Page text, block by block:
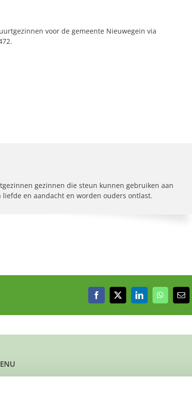
voor de gemeente Nieuwegein via
gezinnen die steun kunnen gebruiken aan
en aandacht en worden ouders ontlast.
Facebook
X LinkedIn
E-
je steun gebruiken?